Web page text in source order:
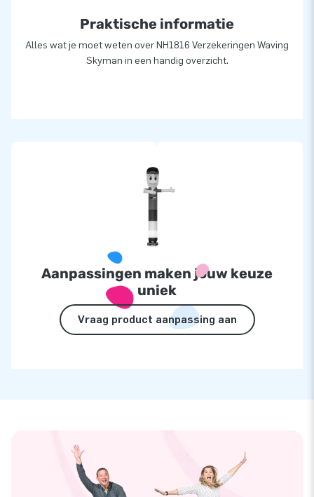
Praktische informatie
Alles wat je moet weten over NH1816 Verzekeringen Waving
Skyman in een handig overzicht.
Aanpassingen maken jouw keuze
uniek
Vraag product aanpassing aan